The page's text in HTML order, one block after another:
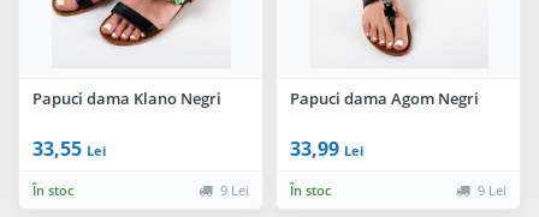
Papuci dama Klano Negri
33,55 Lei
În stoc 9 Lei
Papuci dama Agom Negri
33,99 Lei
În stoc 9 Lei